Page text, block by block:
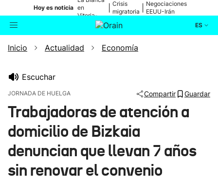
Hoy es noticia en
Vitoria-
Gasteiz
Crisis
migratoria
Negociaciones
EEUU-Irán
ES
Buscador Actualidad
Ikusmiran
Eguraldia
Inicio Actualidad Economía
Escuchar
JORNADA DE HUELGA Compartir Guardar
Trabajadoras de atención a
domicilio de Bizkaia
denuncian que llevan 7 años
sin renovar el convenio